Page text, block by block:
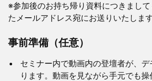
※参加後のお持ち帰り資料につきまし
たメールアドレス宛にお送りいたします
事前準備（任意）
セミナー内で動画内の登壇者が、
ります。動画を見ながら手元でも操